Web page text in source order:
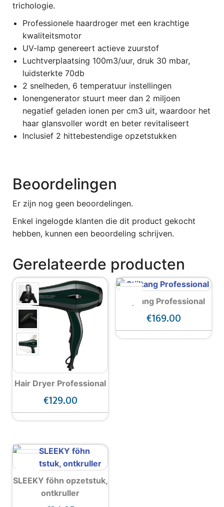
trichologie.
Professionele haardroger met een krachtige
kwaliteitsmotor
UV-lamp genereert actieve zuurstof
Luchtverplaatsing 100m3/uur, druk 30 mbar,
luidsterkte 70db
2 snelheden, 6 temperatuur instellingen
Ionengenerator stuurt meer dan 2 miljoen
negatief geladen ionen per cm3 uit, waardoor het
haar glansvoller wordt en beter revitaliseert
Inclusief 2 hittebestendige opzetstukken
Beoordelingen
Er zijn nog geen beoordelingen.
Enkel ingelogde klanten die dit product gekocht
hebben, kunnen een beoordeling schrijven.
Gerelateerde producten
Hair Dryer Professional
€129.00
Stijltang Professional
€169.00
SLEEKY föhn opzetstuk,
ontkruller